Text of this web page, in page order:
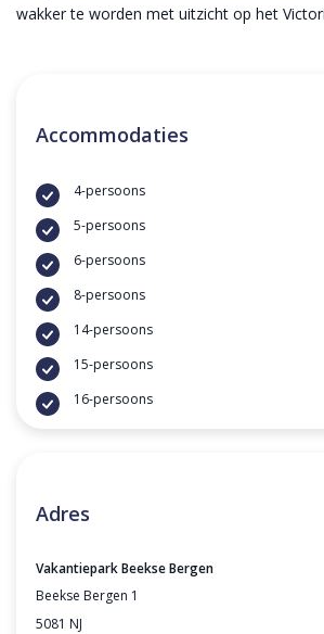
wakker te worden met uitzicht op het
Accommodaties
4-persoons
5-persoons
6-persoons
8-persoons
14-persoons
15-persoons
16-persoons
Adres
Vakantiepark Beekse Bergen
Beekse Bergen 1
5081 NJ